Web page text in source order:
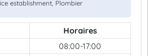
establishment, Plombier
Horaires
08:00-17:00